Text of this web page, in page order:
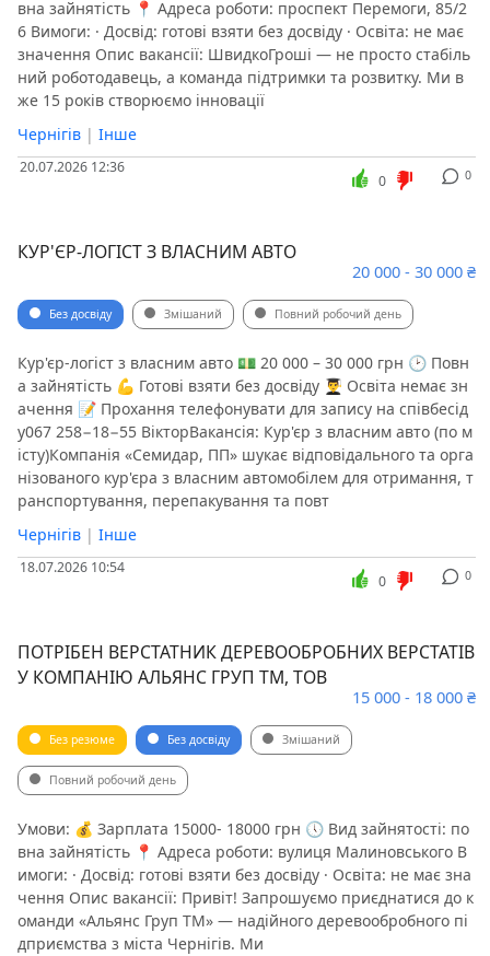
вна зайнятість 📍 Адреса роботи: проспект Перемоги, 85/2
6 Вимоги: · Досвід: готові взяти без досвіду · Освіта: не має
значення Опис вакансії: ШвидкоГроші — не просто стабіль
ний роботодавець, а команда підтримки та розвитку. Ми в
же 15 років створюємо інновації
Чернігів | Інше
20.07.2026 12:36 0
0
КУР'ЄР-ЛОГІСТ З ВЛАСНИМ АВТО
20 000 - 30 000 ₴
Без досвіду Змішаний Повний робочий день
Кур'єр-логіст з власним авто 💵 20 000 – 30 000 грн 🕑 Повн
а зайнятість 💪 Готові взяти без досвіду 👨‍🎓 Освіта немає зн
ачення 📝 Прохання телефонувати для запису на співбесід
у067 258−18−55 ВікторВакансія: Кур'єр з власним авто (по м
істу)Компанія «Семидар, ПП» шукає відповідального та орга
нізованого кур'єра з власним автомобілем для отримання, т
ранспортування, перепакування та повт
Чернігів | Інше
18.07.2026 10:54 0
0
ПОТРІБЕН ВЕРСТАТНИК ДЕРЕВООБРОБНИХ ВЕРСТАТІВ
У КОМПАНІЮ АЛЬЯНС ГРУП ТМ, ТОВ
15 000 - 18 000 ₴
Без резюме Без досвіду Змішаний
Повний робочий день
Умови: 💰 Зарплата 15000- 18000 грн 🕔 Вид зайнятості: по
вна зайнятість 📍 Адреса роботи: вулиця Малиновського В
имоги: · Досвід: готові взяти без досвіду · Освіта: не має зна
чення Опис вакансії: Привіт! Запрошуємо приєднатися до к
оманди «Альянс Груп ТМ» — надійного деревообробного пі
дприємства з міста Чернігів. Ми